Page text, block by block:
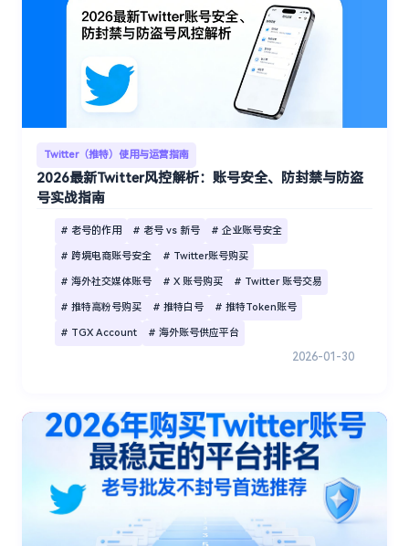
Twitter（推特）使用与运营指南
2026最新Twitter风控解析：账号安全、防封禁与防盗
号实战指南
# 老号的作用 # 老号 vs 新号 # 企业账号安全
# 跨境电商账号安全 # Twitter账号购买
# 海外社交媒体账号 # X 账号购买 # Twitter 账号交易
# 推特高粉号购买 # 推特白号 # 推特Token账号
# TGX Account # 海外账号供应平台
2026-01-30